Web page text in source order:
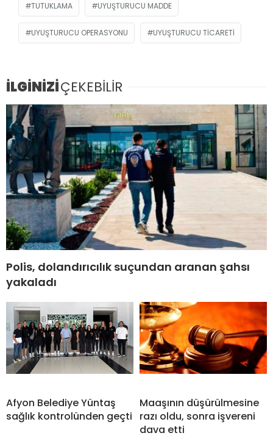
TUTUKLAMA UYUŞTURUCU MADDE
UYUŞTURUCU OPERASYONU UYUŞTURUCU TICARETI
İLGİNİZİÇEKEBİLİR
Polis, dolandırıcılık suçundan aranan şahsı
yakaladı
Afyon Belediye Yüntaş
sağlık kontrolünden geçti
Maaşının düşürülmesine
razı oldu, sonra işvereni
dava etti